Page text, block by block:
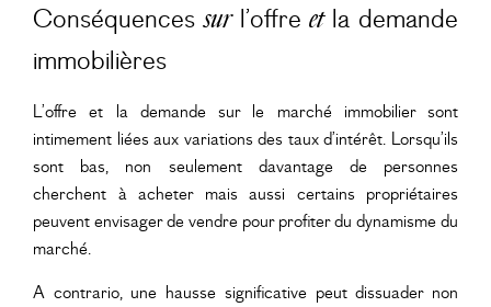
Conséquencessurl’offreetla demande
immobilières
L’offre et la demande sur le marché immobilier sont
intimement liées aux variations des taux d’intérêt. Lorsqu’ils
sont bas, non seulement davantage de personnes
cherchent à acheter mais aussi certains propriétaires
peuvent envisager de vendre pour profiter du dynamisme du
marché.
A contrario, une hausse significative peut dissuader non